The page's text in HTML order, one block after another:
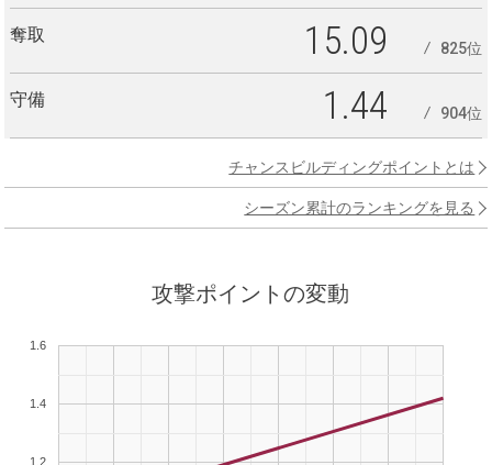
奪取 15.09 825位
守備 1.44 904位
チャンスビルディングポイントとは
シーズン累計のランキングを見る
攻撃ポイントの変動
1.2
1.4
1.6